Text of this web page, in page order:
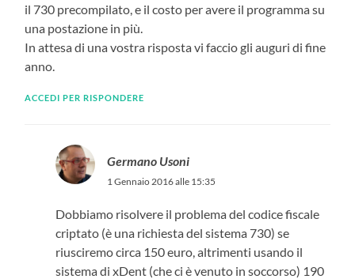
il 730 precompilato, e il costo per avere il programma su
una postazione in più.
In attesa di una vostra risposta vi faccio gli auguri di fine
anno.
ACCEDI PER RISPONDERE
Germano Usoni
1 Gennaio 2016 alle 15:35
Dobbiamo risolvere il problema del codice fiscale
criptato (è una richiesta del sistema 730) se
riusciremo circa 150 euro, altrimenti usando il
sistema di xDent (che ci è venuto in soccorso) 190